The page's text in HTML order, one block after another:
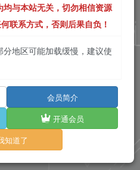
与本站无关，切勿相信资源
联系方式，否则后果自负！
地区可能加载缓慢，建议使
会员简介
开通会员
知道了